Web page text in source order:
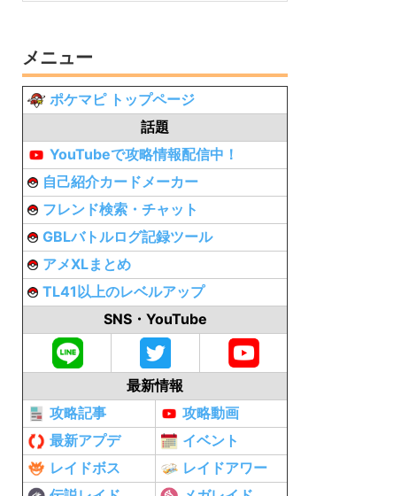
メニュー
ポケマピ トップページ
話題
YouTubeで攻略情報配信中！
自己紹介カードメーカー
フレンド検索・チャット
GBLバトルログ記録ツール
アメXLまとめ
TL41以上のレベルアップ
SNS・YouTube
最新情報
攻略記事
攻略動画
最新アプデ
イベント
レイドボス
レイドアワー